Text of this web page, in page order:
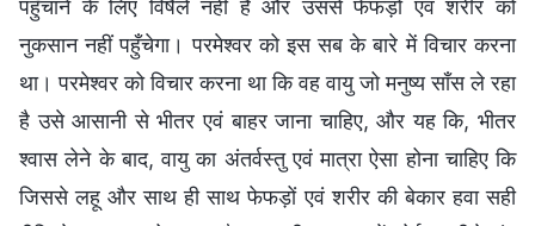
पहुँचाने के लिए विषैले नहीं हैं और उससे फेफड़ों एवं शरीर को
नुकसान नहीं पहुँचेगा। परमेश्वर को इस सब के बारे में विचार करना
था। परमेश्वर को विचार करना था कि वह वायु जो मनुष्य साँस ले रहा
है उसे आसानी से भीतर एवं बाहर जाना चाहिए, और यह कि, भीतर
श्वास लेने के बाद, वायु का अंतर्वस्तु एवं मात्रा ऐसा होना चाहिए कि
जिससे लहू और साथ ही साथ फेफड़ों एवं शरीर की बेकार हवा सही